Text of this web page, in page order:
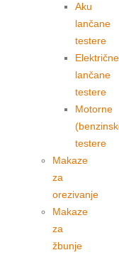
Aku
lančane
testere
Električne
lančane
testere
Motorne
testere
Makaze
za
orezivanje
Makaze
za
žbunje